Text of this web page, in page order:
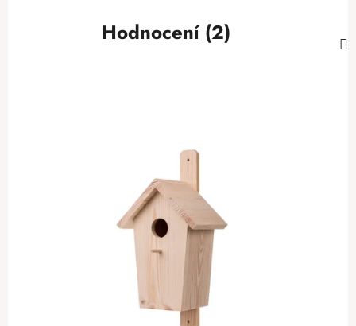
Hodnocení (2)